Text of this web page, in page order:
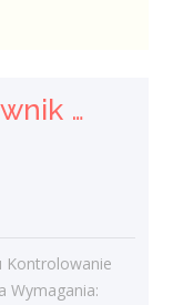
Kwalifikowany Pracownik Ochrony z Pozwoleniem na Broń (K/M)
Kontrolowanie
Wymagania: